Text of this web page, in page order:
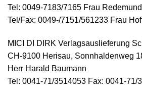
Tel: 0049-7183/7165 Frau Redemund
Tel/Fax: 0049-/7151/561233 Frau
MICI DI DIRK Verlagsauslieferung
CH-9100 Herisau, Sonnhaldenweg
Herr Harald Baumann
Tel: 0041-71/3514053 Fax: 0041-71/